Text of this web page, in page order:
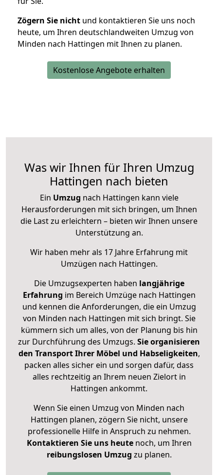
Zögern Sie nicht und kontaktieren Sie uns noch
heute, um Ihren deutschlandweiten Umzug von
Minden nach Hattingen mit Ihnen zu planen.
Kostenlose Angebote erhalten
Was wir Ihnen für Ihren Umzug
Hattingen nach bieten
Ein Umzug nach Hattingen kann viele
Herausforderungen mit sich bringen, um Ihnen
die Last zu erleichtern – bieten wir Ihnen unsere
Unterstützung an.
Wir haben mehr als 17 Jahre Erfahrung mit
Umzügen nach Hattingen.
Die Umzugsexperten haben langjährige
Erfahrung im Bereich Umzüge nach Hattingen
und kennen die Anforderungen, die ein Umzug
von Minden nach Hattingen mit sich bringt. Sie
kümmern sich um alles, von der Planung bis hin
zur Durchführung des Umzugs. Sie organisieren
den Transport Ihrer Möbel und Habseligkeiten,
packen alles sicher ein und sorgen dafür, dass
alles rechtzeitig an Ihrem neuen Zielort in
Hattingen ankommt.
Wenn Sie einen Umzug von Minden nach
Hattingen planen, zögern Sie nicht, unsere
professionelle Hilfe in Anspruch zu nehmen.
Kontaktieren Sie uns heutenoch, um Ihren
reibungslosen Umzug zu planen.